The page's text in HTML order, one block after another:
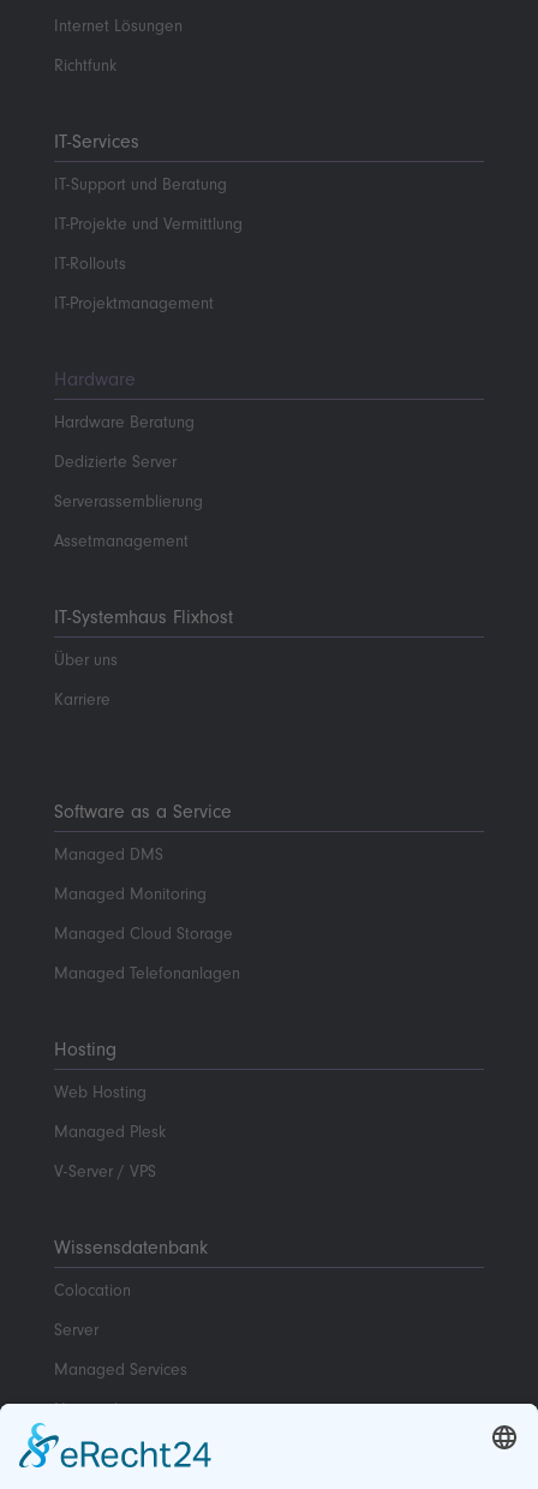
Internet Lösungen
Richtfunk
IT-Services
IT-Support und Beratung
IT-Projekte und Vermittlung
IT-Rollouts
IT-Projektmanagement
Hardware
Hardware Beratung
Dedizierte Server
Serverassemblierung
Assetmanagement
IT-Systemhaus Flixhost
Über uns
Karriere
Software as a Service
Managed DMS
Managed Monitoring
Managed Cloud Storage
Managed Telefonanlagen
Hosting
Web Hosting
Managed Plesk
V-Server / VPS
Wissensdatenbank
Colocation
Server
Managed Services
Mehr …